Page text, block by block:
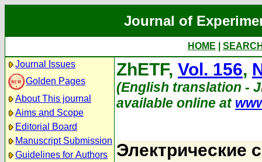
Journal of
HOME
Journal Issues
Golden Pages
About This journal
Aims and Scope
Editorial Board
Manuscript Submission
Guidelines for Authors
ZhETF, Vol. 156,
(English translation -
available online at
Электрические